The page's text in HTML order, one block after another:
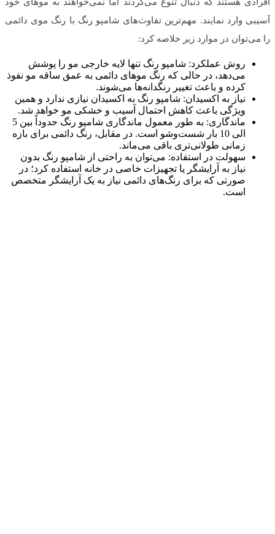
آسیبی وارد نمایند. مهم‌ترین تفاوت‌های شامپو رنگ با رنگ موی دائمی
را می‌توان در موارد زیر خلاصه کرد:
روش عملکرد: شامپو رنگ تنها لایه خارجی مو را پوشش
می‌دهد، در حالی که رنگ موهای دائمی به عمق ساقه مو نفوذ
کرده و باعث تغییر رنگدانه‌ها می‌شوند.
نیاز به اکسیدان: شامپو رنگ به اکسیدان نیازی ندارد و همین
ویژگی باعث کاهش احتمال آسیب و خشکی مو خواهد شد.
ماندگاری: به طور معمول ماندگاری شامپو رنگ حدوداً بین 5
الی 10 بار شست‌وشو است. در مقابل، رنگ دائمی برای بازه
زمانی طولانی‌تری باقی می‌ماند.
سهولت در استفاده: می‌توان به راحتی از شامپو رنگ بدون
نیاز به آرایشگر یا تجهیزات خاصی در خانه استفاده کرد؛ در
صورتی که برای رنگ‌های دائمی نیاز به یک آرایشگر متخصص
است.